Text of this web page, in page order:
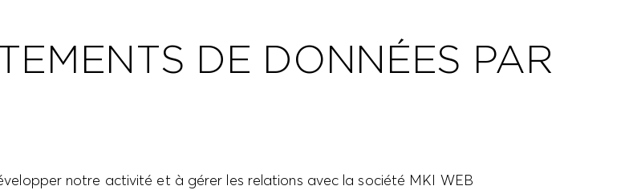
DE DONNÉES PAR
notre activité et à gérer les relations avec la société MKI WEB